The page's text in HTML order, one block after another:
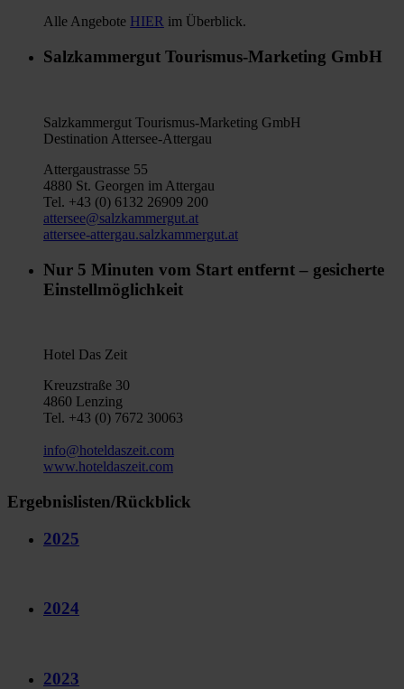
Alle Angebote HIER im Überblick.
Salzkammergut Tourismus-Marketing GmbH
Salzkammergut Tourismus-Marketing GmbH
Destination Attersee-Attergau
Attergaustrasse 55
4880 St. Georgen im Attergau
Tel. +43 (0) 6132 26909 200
attersee@salzkammergut.at
attersee-attergau.salzkammergut.at
Nur 5 Minuten vom Start entfernt – gesicherte
Einstellmöglichkeit
Hotel Das Zeit
Kreuzstraße 30
4860 Lenzing
Tel. +43 (0) 7672 30063
info@hoteldaszeit.com
www.hoteldaszeit.com
Ergebnislisten/Rückblick
2025
2024
2023